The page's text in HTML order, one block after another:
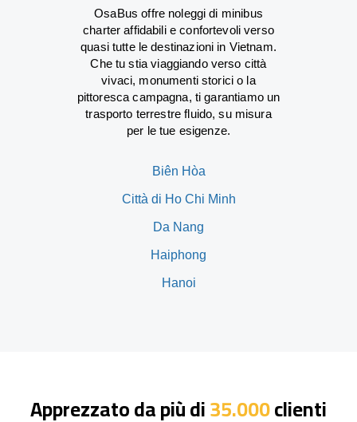
OsaBus offre noleggi di minibus
charter affidabili e confortevoli verso
quasi tutte le destinazioni in Vietnam.
Che tu stia viaggiando verso città
vivaci, monumenti storici o la
pittoresca campagna, ti garantiamo un
trasporto terrestre fluido, su misura
per le tue esigenze.
Biên Hòa
Città di Ho Chi Minh
Da Nang
Haiphong
Hanoi
Apprezzato da più di35.000clienti